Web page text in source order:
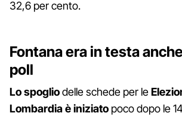
32,6 per cento.
Fontana era in testa
poll
Lo spogliodelle schede per le
Lombardia è iniziato poco dopo le